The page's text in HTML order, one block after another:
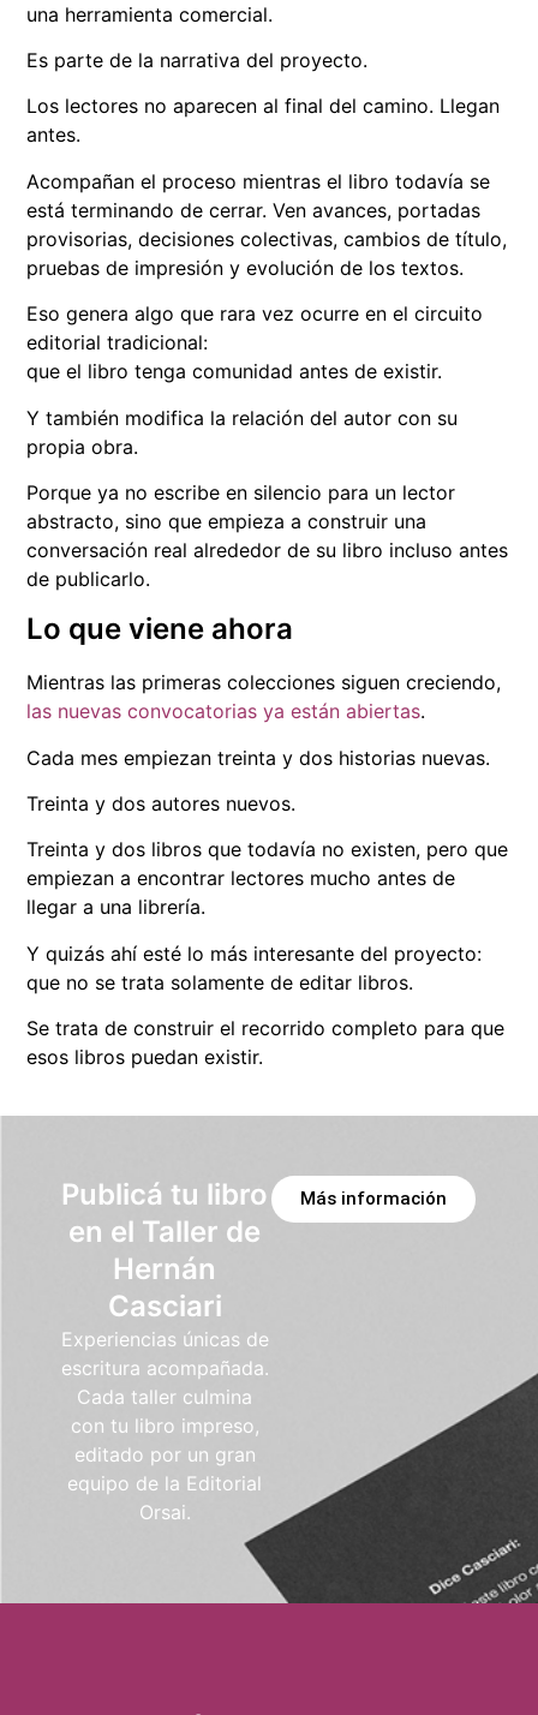
una herramienta comercial.
Es parte de la narrativa del proyecto.
Los lectores no aparecen al final del camino. Llegan
antes.
Acompañan el proceso mientras el libro todavía se
está terminando de cerrar. Ven avances, portadas
provisorias, decisiones colectivas, cambios de título,
pruebas de impresión y evolución de los textos.
Eso genera algo que rara vez ocurre en el circuito
editorial tradicional:
que el libro tenga comunidad antes de existir.
Y también modifica la relación del autor con su
propia obra.
Porque ya no escribe en silencio para un lector
abstracto, sino que empieza a construir una
conversación real alrededor de su libro incluso antes
de publicarlo.
Lo que viene ahora
Mientras las primeras colecciones siguen creciendo,
las nuevas convocatorias ya están abiertas.
Cada mes empiezan treinta y dos historias nuevas.
Treinta y dos autores nuevos.
Treinta y dos libros que todavía no existen, pero que
empiezan a encontrar lectores mucho antes de
llegar a una librería.
Y quizás ahí esté lo más interesante del proyecto:
que no se trata solamente de editar libros.
Se trata de construir el recorrido completo para que
esos libros puedan existir.
Publicá tu libro
en el Taller de
Hernán
Casciari
Experiencias únicas de
escritura acompañada.
Cada taller culmina
con tu libro impreso,
editado por un gran
equipo de la Editorial
Orsai.
Más información